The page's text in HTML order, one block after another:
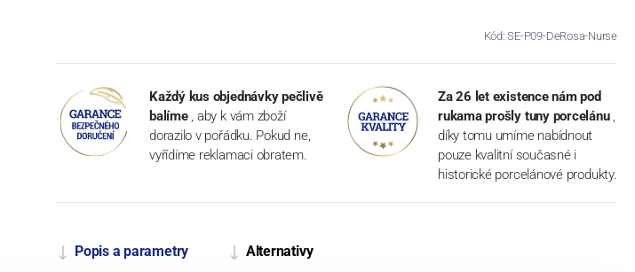
Kód: SE-P09-DeRosa-Nurse
Každý kus objednávky pečlivě
balíme , aby k vám zboží
dorazilo v pořádku. Pokud ne,
vyřídíme reklamaci obratem.
Za 26 let existence nám pod
rukama prošly tuny porcelánu ,
díky tomu umíme nabídnout
pouze kvalitní současné i
historické porcelánové produkty.
Popis a parametry Alternativy